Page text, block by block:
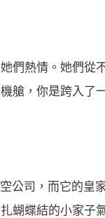
熱情。她們從不
艙，你是跨入了
公司，而它的皇
蝴蝶結的小家子